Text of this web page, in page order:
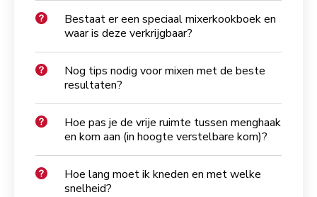
Bestaat er een speciaal mixerkookboek en
waar is deze verkrijgbaar?
Nog tips nodig voor mixen met de beste
resultaten?
Hoe pas je de vrije ruimte tussen menghaak
en kom aan (in hoogte verstelbare kom)?
Hoe lang moet ik kneden en met welke
snelheid?